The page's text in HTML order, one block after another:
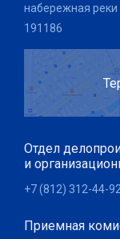
набережная реки
191186
Отдел
и
+7 (812) 312-44-
Приемная